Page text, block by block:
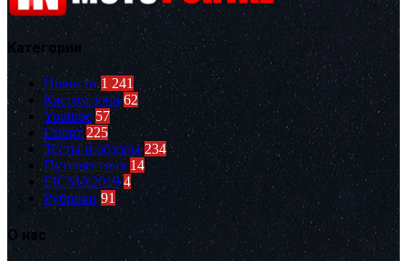
Категории
Новости 1 241
Кастом зона 62
Youtube 57
Спорт 225
Тесты и обзоры 234
Путешествия 14
EICMA2019 4
Рубрики 91
О нас